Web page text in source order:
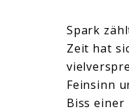
Spark
Zeit hat
Feinsinn
Biss einer